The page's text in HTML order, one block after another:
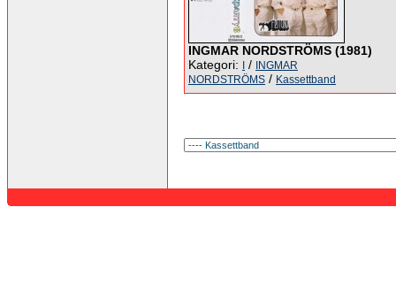
INGMAR NORDSTRÖMS (1981)
Kategori:
/
INGMAR
NORDSTRÖMS / Kassettband